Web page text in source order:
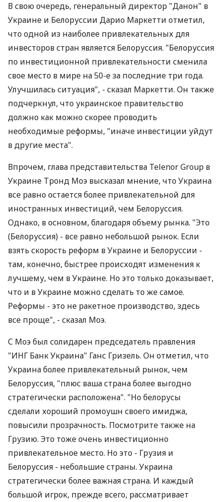
В свою очередь, генеральный директор "Данон" в
Украине и Белоруссии Дарио Маркетти отметил,
что одной из наиболее привлекательных для
инвесторов стран является Белоруссия. "Белоруссия
по инвестиционной привлекательности сменила
свое место в мире на 50-е за последние три года.
Улучшилась ситуация", - сказал Маркетти. Он также
подчеркнул, что украинское правительство
должно как можно скорее проводить
необходимые реформы, "иначе инвестиции уйдут
в другие места".
Впрочем, глава представительства Telenor Group в
Украине Тронд Моэ высказал мнение, что Украина
все равно остается более привлекательной для
иностранных инвестиций, чем Белоруссия.
Однако, в основном, благодаря объему рынка. "Это
(Белоруссия) - все равно небольшой рынок. Если
взять скорость реформ в Украине и Белоруссии -
там, конечно, быстрее происходят изменения к
лучшему, чем в Украине. Но это только доказывает,
что и в Украине можно сделать то же самое.
Реформы - это не ракетное производство, здесь
все проще", - сказал Моэ.
С Моэ был солидарен председатель правления
"ИНГ Банк Украина" Ганс Гризель. Он отметил, что
Украина более привлекательный рынок, чем
Белоруссия, "плюс ваша страна более выгодно
стратегически расположена". "Но белорусы
сделали хороший промоушн своего имиджа,
повысили прозрачность. Посмотрите также на
Грузию. Это тоже очень инвестиционно
привлекательное место. Но это - Грузия и
Белоруссия - небольшие страны. Украина
стратегически более важная страна. И каждый
большой игрок, прежде всего, рассматривает